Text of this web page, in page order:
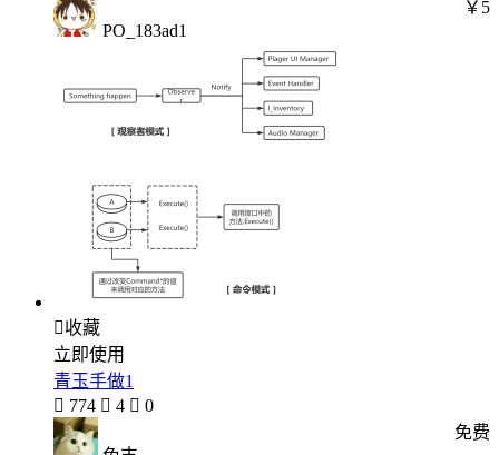
PO_183ad1
￥5
收藏
立即使用
青玉手做1
 774  4  0
免费